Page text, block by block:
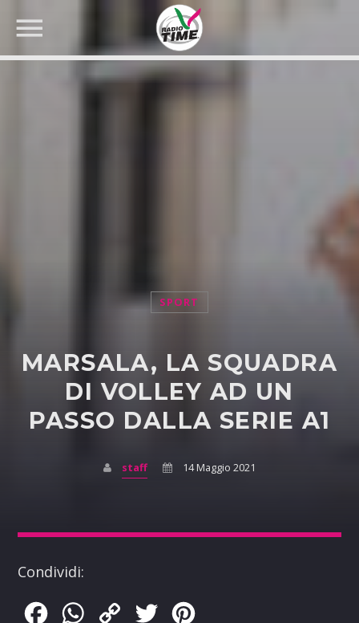
SPORT
MARSALA, LA SQUADRA
DI VOLLEY AD UN
PASSO DALLA SERIE A1
staff 14 Maggio 2021
Condividi:
FacebookWhatsApp
Copy
Twitter